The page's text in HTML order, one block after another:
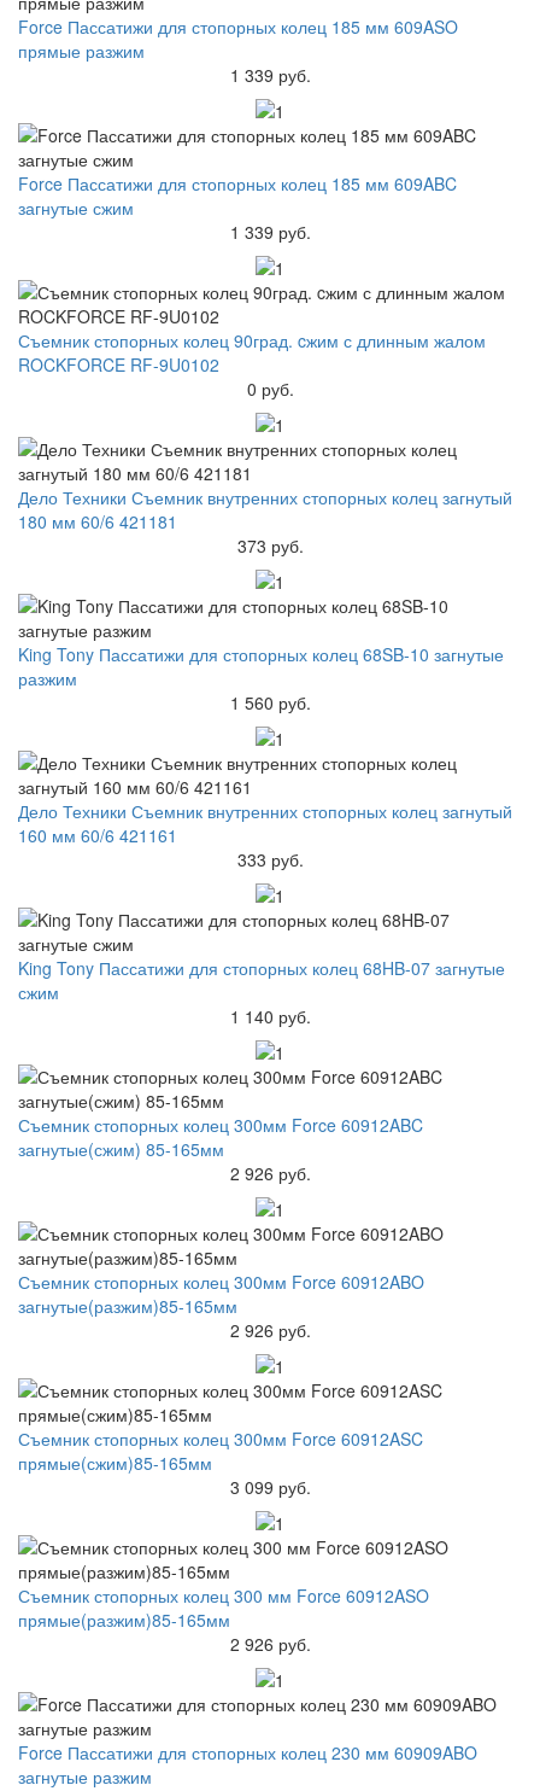
Force Пассатижи для стопорных колец 185 мм 609ASO
прямые разжим
1 339 руб.
Force Пассатижи для стопорных колец 185 мм 609ABC
загнутые сжим
1 339 руб.
Съемник стопорных колец 90град. cжим с длинным жалом
ROCKFORCE RF-9U0102
0 руб.
Дело Техники Съемник внутренних стопорных колец загнутый
180 мм 60/6 421181
373 руб.
King Tony Пассатижи для стопорных колец 68SB-10 загнутые
разжим
1 560 руб.
Дело Техники Съемник внутренних стопорных колец загнутый
160 мм 60/6 421161
333 руб.
King Tony Пассатижи для стопорных колец 68HB-07 загнутые
сжим
1 140 руб.
Съемник стопорных колец 300мм Force 60912ABC
загнутые(сжим) 85-165мм
2 926 руб.
Съемник стопорных колец 300мм Force 60912ABO
загнутые(разжим)85-165мм
2 926 руб.
Съемник стопорных колец 300мм Force 60912ASC
прямые(сжим)85-165мм
3 099 руб.
Съемник стопорных колец 300 мм Force 60912ASO
прямые(разжим)85-165мм
2 926 руб.
Force Пассатижи для стопорных колец 230 мм 60909ABO
загнутые разжим